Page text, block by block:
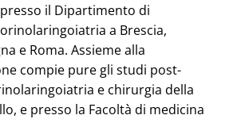
il Dipartimento di
a Brescia,
e Roma. Assieme alla
compie pure gli studi post-
e chirurgia della
e presso la Facoltà di medicina